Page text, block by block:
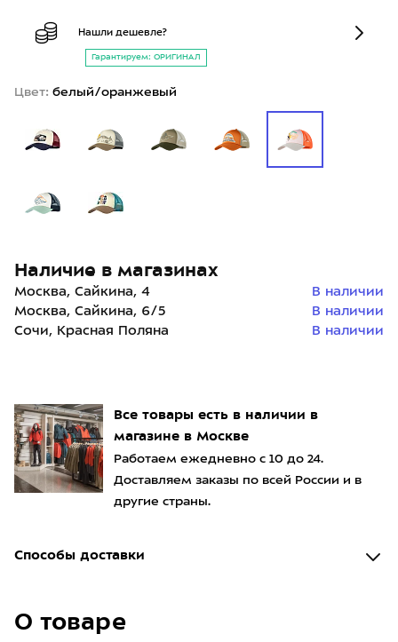
Все товары есть в наличии в
магазине в Москве
Работаем ежедневно с 10 до 24.
Доставляем заказы по всей России и в
другие страны.
Способы доставки
О товаре
Нашли дешевле?
Гарантируем: ОРИГИНАЛ
Цвет: белый/оранжевый
Наличие в магазинах
Москва, Сайкина, 4
В наличии
Москва, Сайкина, 6/5
В наличии
Сочи, Красная Поляна
В наличии